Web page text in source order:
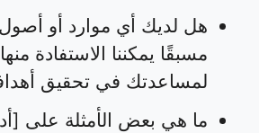
هل لديك أي موارد أو
مسبقًا يمكننا الاستفادة منها
لمساعدتك في تحقيق
ما هي بعض الأمثلة على